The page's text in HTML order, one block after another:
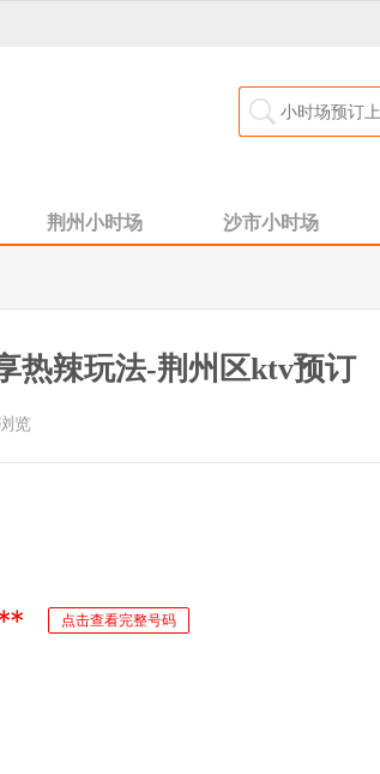
荆州小时场 沙市小时场
热辣玩法-荆州区ktv预订
览
点击查看完整号码